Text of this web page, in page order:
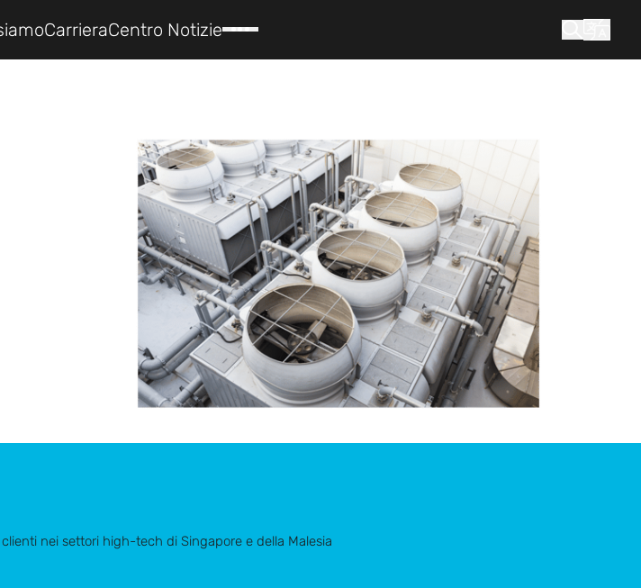
CarrieraCentro Notizie
nei settori high-tech di Singapore e della Malesia